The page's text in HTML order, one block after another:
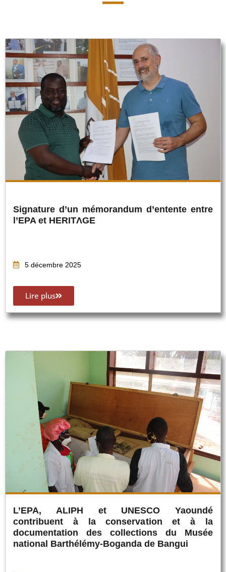
Signature d’un mémorandum d’entente entre
l’EPA et HERITΛGE
5 décembre 2025
Lire plus
L’EPA, ALIPH et UNESCO Yaoundé
contribuent à la conservation et à la
documentation des collections du Musée
national Barthélémy-Boganda de Bangui